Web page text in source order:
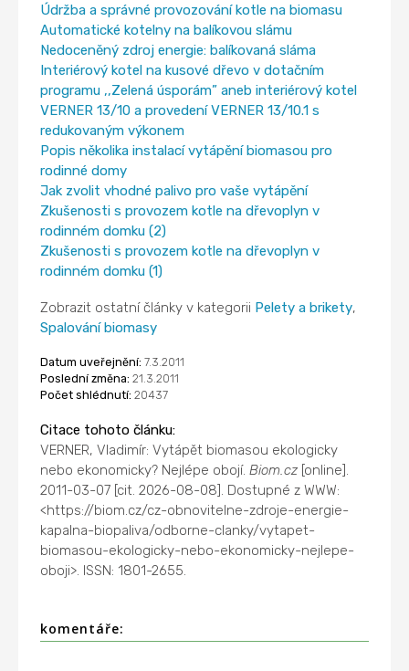
Údržba a správné provozování kotle na biomasu
Automatické kotelny na balíkovou slámu
Nedoceněný zdroj energie: balíkovaná sláma
Interiérový kotel na kusové dřevo v dotačním
programu ,,Zelená úsporám” aneb interiérový kotel
VERNER 13/10 a provedení VERNER 13/10.1 s
redukovaným výkonem
Popis několika instalací vytápění biomasou pro
rodinné domy
Jak zvolit vhodné palivo pro vaše vytápění
Zkušenosti s provozem kotle na dřevoplyn v
rodinném domku (2)
Zkušenosti s provozem kotle na dřevoplyn v
rodinném domku (1)
Zobrazit ostatní články v kategorii Pelety a brikety,
Spalování biomasy
Datum uveřejnění: 7.3.2011
Poslední změna: 21.3.2011
Počet shlédnutí: 20437
Citace tohoto článku:
VERNER, Vladimír: Vytápět biomasou ekologicky
nebo ekonomicky? Nejlépe obojí.Biom.cz [online].
2011-03-07 [cit. 2026-08-08]. Dostupné z WWW:
<https://biom.cz/cz-obnovitelne-zdroje-energie-
kapalna-biopaliva/odborne-clanky/vytapet-
biomasou-ekologicky-nebo-ekonomicky-nejlepe-
oboji>. ISSN: 1801-2655.
komentáře: